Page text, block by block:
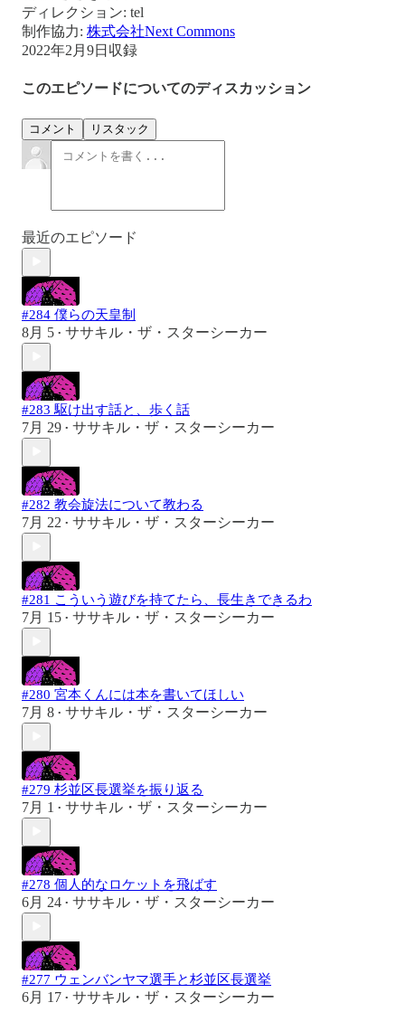
ディレクション: tel
制作協力: 株式会社Next Commons
2022年2月9日収録
このエピソードについてのディスカッション
コメント リスタック
最近のエピソード
#284 僕らの天皇制
8月 5 • ササキル・ザ・スターシーカー
#283 駆け出す話と、歩く話
7月 29 • ササキル・ザ・スターシーカー
#282 教会旋法について教わる
7月 22 • ササキル・ザ・スターシーカー
#281 こういう遊びを持てたら、長生きできるわ
7月 15 • ササキル・ザ・スターシーカー
#280 宮本くんには本を書いてほしい
7月 8 • ササキル・ザ・スターシーカー
#279 杉並区長選挙を振り返る
7月 1 • ササキル・ザ・スターシーカー
#278 個人的なロケットを飛ばす
6月 24 • ササキル・ザ・スターシーカー
#277 ウェンバンヤマ選手と杉並区長選挙
6月 17 • ササキル・ザ・スターシーカー